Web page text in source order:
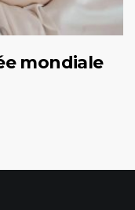
mondiale